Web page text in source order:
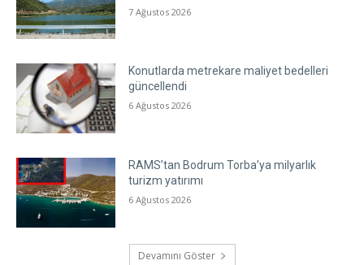
7 Ağustos 2026
Konutlarda metrekare maliyet bedelleri
güncellendi
6 Ağustos 2026
RAMS’tan Bodrum Torba’ya milyarlık
turizm yatırımı
6 Ağustos 2026
Devamını Göster